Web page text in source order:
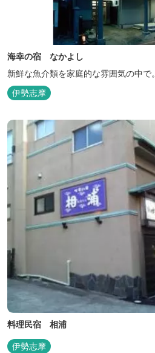
海幸の宿 なかよし
新鮮な魚介類を家庭的な雰囲気の中で。
伊勢志摩
料理民宿 相浦
伊勢志摩